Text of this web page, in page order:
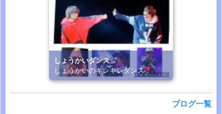
しょうかいダンス
しょうかいのキレキレダンス
ブログ一覧